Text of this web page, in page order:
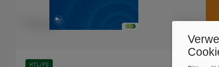
HTL/FS HTL/FS